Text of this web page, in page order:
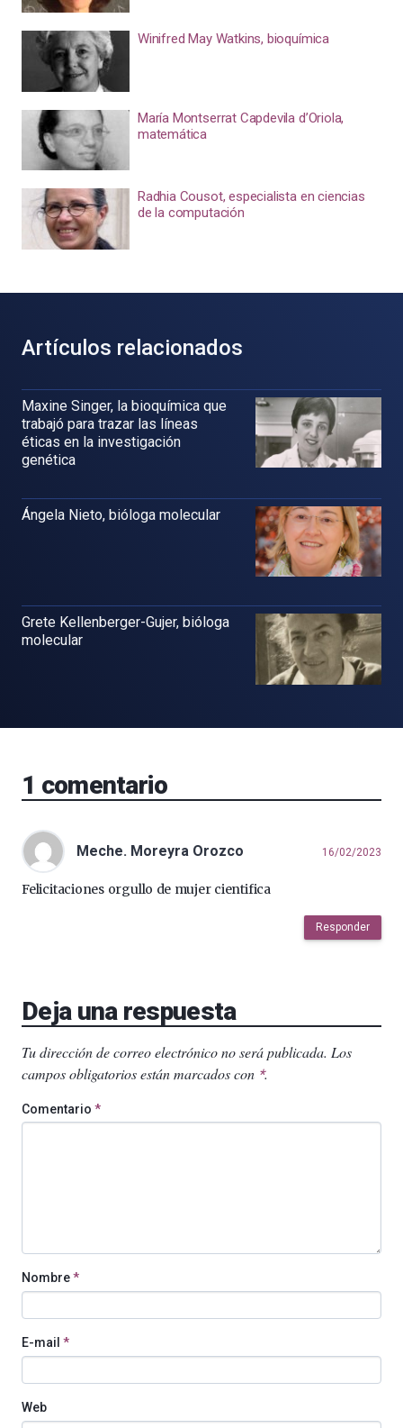
Winifred May Watkins, bioquímica
María Montserrat Capdevila d’Oriola,
matemática
Radhia Cousot, especialista en ciencias
de la computación
Artículos relacionados
Maxine Singer, la bioquímica que
trabajó para trazar las líneas
éticas en la investigación
genética
Ángela Nieto, bióloga molecular
Grete Kellenberger-Gujer, bióloga
molecular
1 comentario
Meche. Moreyra Orozco 16/02/2023
Felicitaciones orgullo de mujer cientifica
Responder
Deja una respuesta
Tu dirección de correo electrónico no será publicada. Los
campos obligatorios están marcados con *.
Comentario *
Nombre*
E-mail *
Web